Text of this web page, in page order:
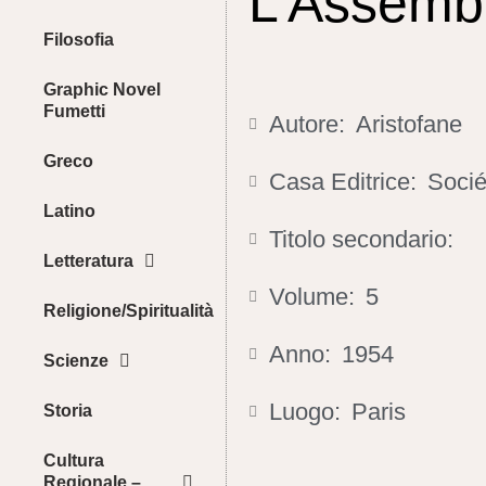
Filosofia
Graphic Novel
Fumetti
Greco
Latino
Letteratura
Religione/Spiritualità
Scienze
Storia
Cultura
Regionale –
Autore: Aristofane
Casa Editrice:
Titolo secondario:
Volume: 5
Anno: 1954
Luogo: Paris